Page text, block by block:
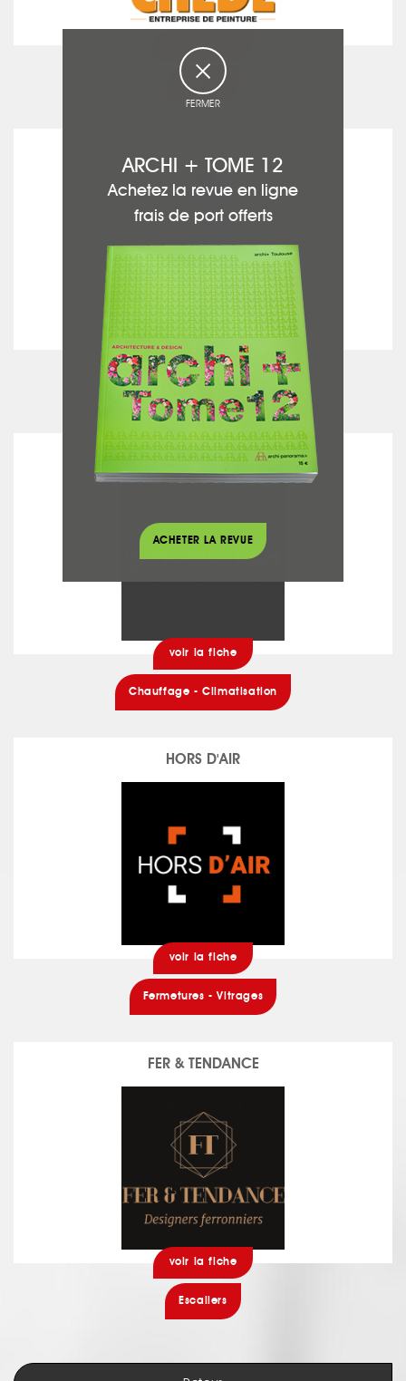
Peinture
voir la fiche
Plomberie
HOMETECH
voir la fiche
Chauffage - Climatisation
HORS D'AIR
voir la fiche
Fermetures - Vitrages
FER & TENDANCE
voir la fiche
Escaliers
FERMER
ARCHI + TOME 12
Achetez la revue en ligne
frais de port offerts
ACHETER LA REVUE